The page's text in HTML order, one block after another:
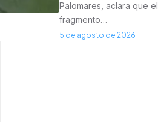
Palomares, aclara que el
fragmento…
5 de agosto de 2026